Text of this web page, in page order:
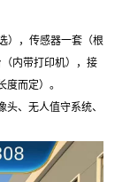
），传感器一套（根
内带打印机），接
而定）。
、无人值守系统、